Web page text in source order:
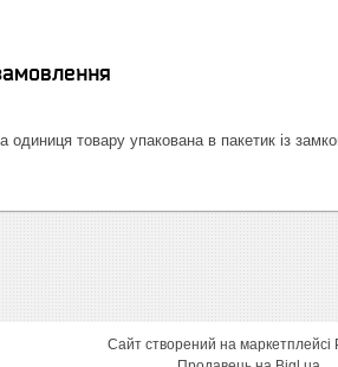
одиниця товару упакована в пакетик із
Сайт створений на маркетплейсі